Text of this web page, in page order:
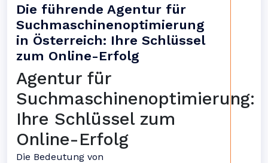
Die führende Agentur für
Suchmaschinenoptimierung
in Österreich: Ihre Schlüssel
zum Online-Erfolg
Agentur für
Suchmaschinenoptimierung:
Ihre Schlüssel zum
Online-Erfolg
Die Bedeutung von